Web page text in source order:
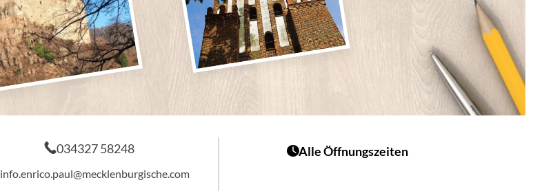
034327 58248
info.enrico.paul@mecklenburgische.com
Alle Öffnungszeiten